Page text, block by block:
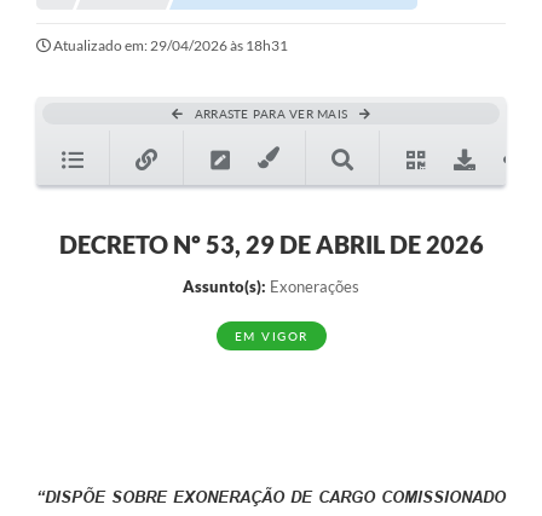
Atualizado em: 29/04/2026 às 18h31
ARRASTE PARA VER MAIS
DECRETO Nº 53, 29 DE ABRIL DE 2026
Assunto(s): Exonerações
EM VIGOR
“DISPÕE SOBRE EXONERAÇÃO DE CARGO COMISSIONADO